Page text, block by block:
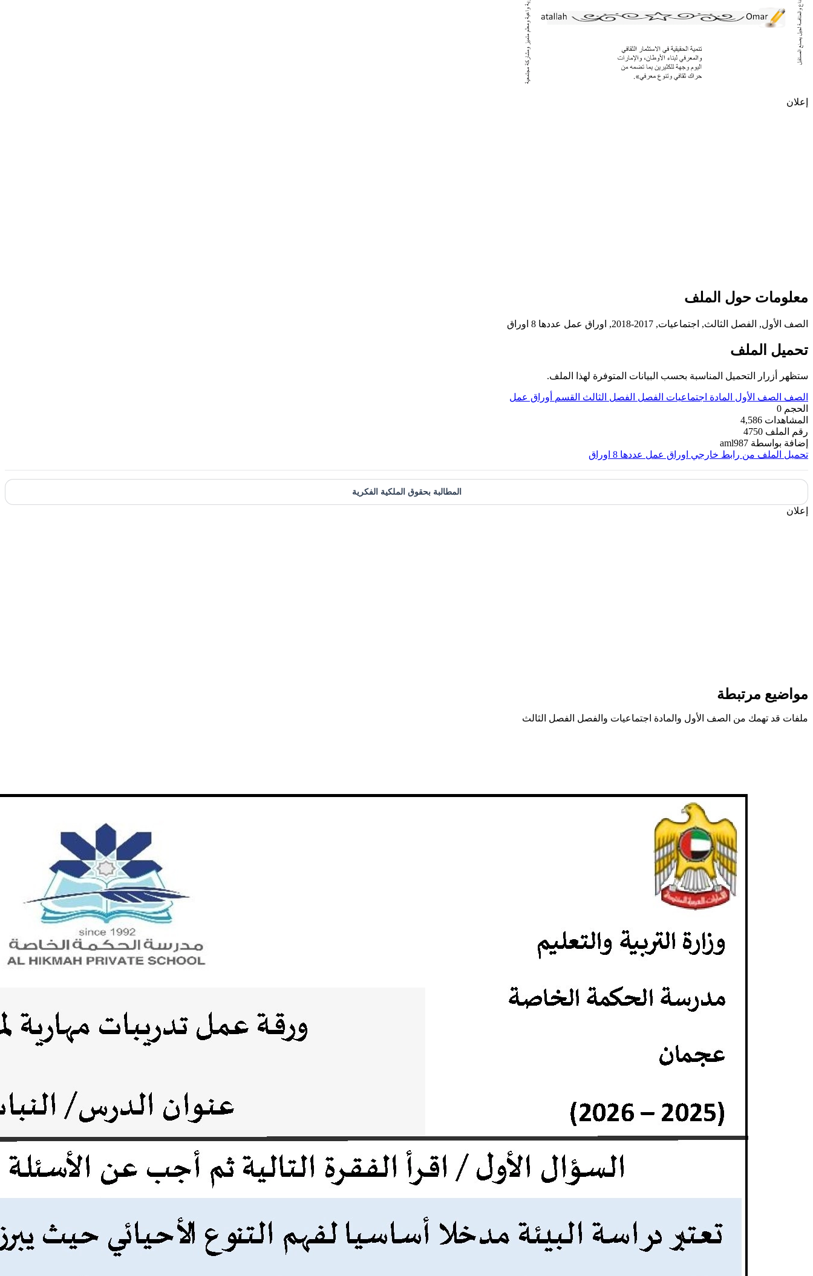
إعلان
معلومات حول الملف
الصف الأول, الفصل الثالث, اجتماعيات, 2017-2018, اوراق عمل عددها 8 اوراق
تحميل الملف
ستظهر أزرار التحميل المناسبة بحسب البيانات المتوفرة لهذا الملف.
الصف الصف الأول المادة اجتماعيات الفصل الفصل الثالث القسم أوراق عمل
الحجم 0
المشاهدات 4,586
رقم الملف 4750
إضافة بواسطة aml987
تحميل الملف من رابط خارجي اوراق عمل عددها 8 اوراق
المطالبة بحقوق الملكية الفكرية
إعلان
مواضيع مرتبطة
ملفات قد تهمك من الصف الأول والمادة اجتماعيات والفصل الفصل الثالث